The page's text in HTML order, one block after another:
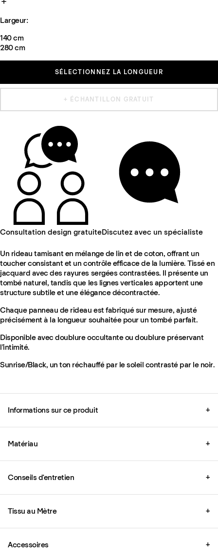
Largeur:
140 cm
280 cm
SÉLECTIONNEZ LA LONGUEUR
+ ÉCHANTILLON GRATUIT
Consultation design gratuiteDiscutez avec un spécialiste
Un rideau tamisant en mélange de lin et de coton, offrant un
toucher consistant et un contrôle efficace de la lumière. Tissé en
jacquard avec des rayures sergées contrastées. Il présente un
tombé naturel, tandis que les lignes verticales apportent une
structure subtile et une élégance décontractée.
Chaque panneau de rideau est fabriqué sur mesure, ajusté
précisément à la longueur souhaitée pour un tombé parfait.
Disponible avec doublure occultante ou doublure préservant
l’intimité.
Sunrise/Black, un ton réchauffé par le soleil contrasté par le noir.
Informations sur ce produit +
Matériau +
Conseils d'entretien +
Tissu au Mètre +
Accessoires +